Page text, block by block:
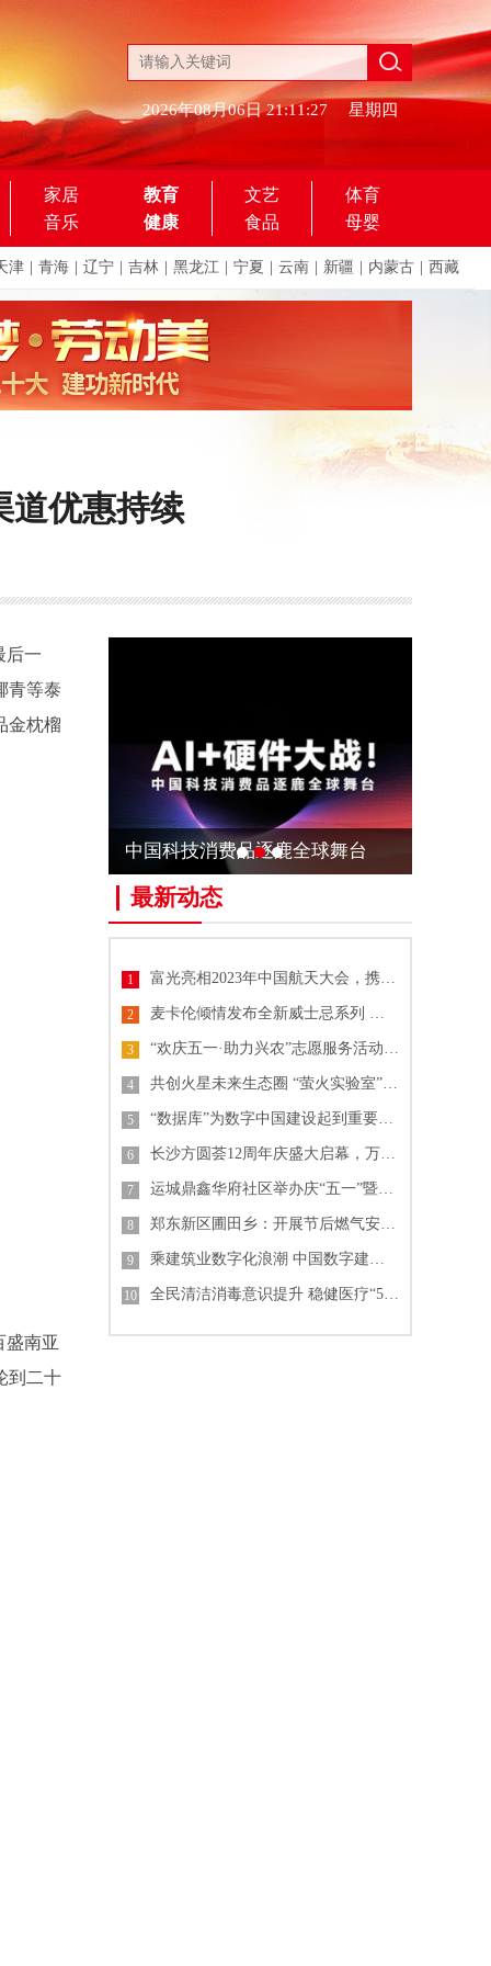
2026年08月06日 21:11:27 星期四
家居 教育 文艺
体育
音乐
健康 食品 母婴
津 青海 辽宁 吉林 黑龙江 宁夏 云南 新疆 内蒙古 西藏
道优惠持续
后一
青等泰
金枕榴
盛南亚
到二十
中国科技消费品逐鹿全球舞台
最新动态
1 富光亮相2023年中国航天大会，携手中国航天共推技术与文化创新
2 麦卡伦倾情发布全新威士忌系列 纪念《007》电影60周年单一麦芽威士忌
3 “欢庆五一·助力兴农”志愿服务活动 中建-大成山东公司
4 共创火星未来生态圈 “萤火实验室”格物叩苍穹
5 “数据库”为数字中国建设起到重要支撑作用
6 长沙方圆荟12周年庆盛大启幕，万人齐聚掀起城市热潮
7 运城鼎鑫华府社区举办庆“五一”暨“锦绣中华文化园”开园活动
8 郑东新区圃田乡：开展节后燃气安全排查行动
9 乘建筑业数字化浪潮 中国数字建筑峰会2023即将开幕
10 全民清洁消毒意识提升 稳健医疗“55护手节”倡导关注手卫生